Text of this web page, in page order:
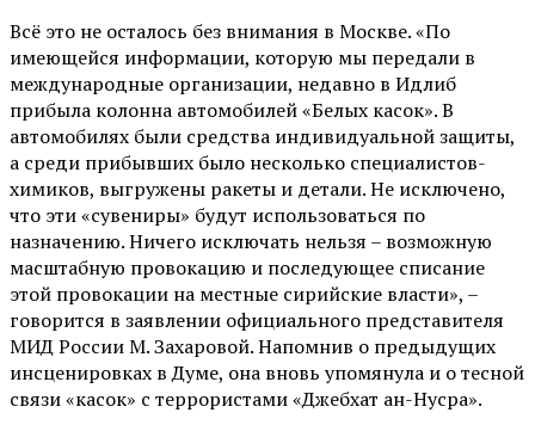
Всё это не осталось без внимания в Москве. «По
имеющейся информации, которую мы передали в
международные организации, недавно в Идлиб
прибыла колонна автомобилей «Белых касок». В
автомобилях были средства индивидуальной защиты,
а среди прибывших было несколько специалистов-
химиков, выгружены ракеты и детали. Не исключено,
что эти «сувениры» будут использоваться по
назначению. Ничего исключать нельзя – возможную
масштабную провокацию и последующее списание
этой провокации на местные сирийские власти», –
говорится в заявлении официального представителя
МИД России М. Захаровой. Напомнив о предыдущих
инсценировках в Думе, она вновь упомянула и о тесной
связи «касок» с террористами «Джебхат ан-Нусра».